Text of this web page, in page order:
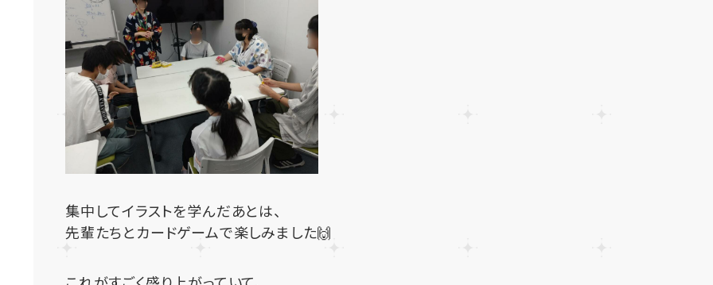
集中してイラストを学んだあとは、
先輩たちとカードゲームで楽しみました🙌